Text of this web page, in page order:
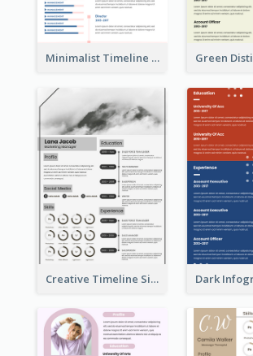
Minimalist Timeline Medical Student Resume
Creative Timeline Simple Resume